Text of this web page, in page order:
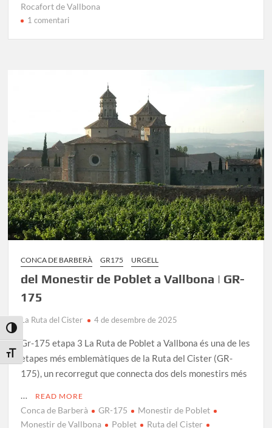
Toggle High Contrast
Toggle Font size
Rocafort de Vallbona
1 comentaria
Marca
|
GR-
175
CONCA DE BARBERÀ GR175 URGELL
del Monestir de Poblet a Vallbona | GR-
175
La Ruta del Cister 4 de desembre de 2025
Gr-175 etapa 3 La Ruta de Poblet a Vallbona és una de les
etapes més emblemàtiques de la Ruta del Cister (GR-
175), un recorregut que connecta dos dels monestirs més
…
READ MORE
Conca de Barberà GR-175
Monestir de Poblet
Monestir de Vallbona
Poblet Ruta del Cister